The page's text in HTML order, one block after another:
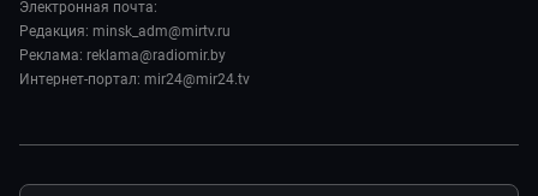
Спорт
Пять причин поехать в...
Сделано в Содружестве
Пресса о нас
Карьера
Реклама
Электронная почта:
Редакция: minsk_adm@mirtv.ru
Реклама: reklama@radiomir.by
Интернет-портал: mir24@mir24.tv